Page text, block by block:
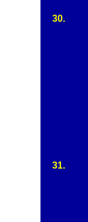
30.
31.